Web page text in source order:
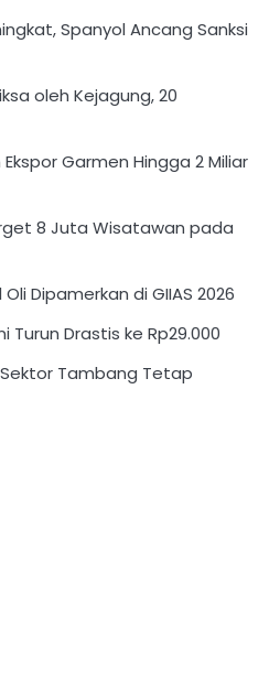
Spanyol Ancang Sanksi
oleh Kejagung, 20
Garmen Hingga 2 Miliar
8 Juta Wisatawan pada
Dipamerkan di GIIAS 2026
Turun Drastis ke Rp29.000
Sektor Tambang Tetap